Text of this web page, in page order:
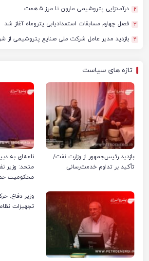
2 درآمدزایی پتروشیمی مارون تا مرز ۵ همت
3 فصل چهارم مسابقات استعدادیابی پتروماه آغاز شد
4 بازدید مدیر عامل شرکت ملی صنایع پتروشیمی از
تازه های سیاست
بازدید رئیس‌جمهور از وزارت نفت/
تأکید بر تداوم خدمت‌رسانی
نامه‌ای به
متحد: وزیر
محکومیت
وزیر دفاع:
تجهیزات